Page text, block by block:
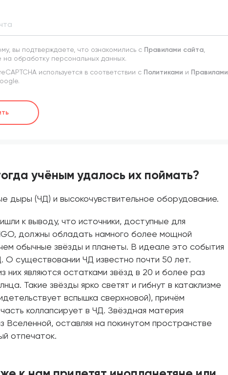
вы подтверждаете, что ознакомились с Правилами сайта,
на обработку персональных данных.
используется в соответствии с Политиками и Правилами
учёным удалось их поймать?
дыры (ЧД) и высокочувствительное оборудование.
к выводу, что источники, доступные для
должны обладать намного более мощной
обычные звёзды и планеты. В идеале это события
О существовании ЧД известно почти 50 лет.
них являются остатками звёзд в 20 и более раз
Такие звёзды ярко светят и гибнут в катаклизме
вспышка сверхновой), причём
часть коллапсирует в ЧД. Звёздная материя
Вселенной, оставляя на покинутом пространстве
отпечаток.